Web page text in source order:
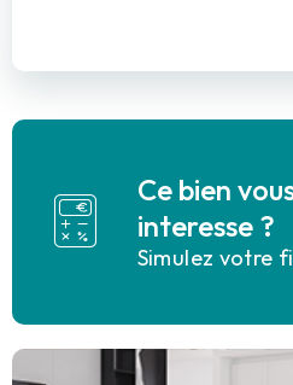
Ce bien
interesse ?
Simulez votre